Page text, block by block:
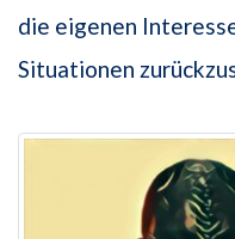
die eigenen
Situationen